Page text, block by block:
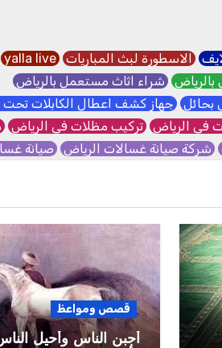
الاسطورة لبث المباريات yalla live
شراء اثاث مستعمل بالرياض
بحائل جهاز كشف اعطال الكابلات
في الرياض تركيب مظلات في الرياض
شركة صيانة غسالات الرياض صيانة
قصص ومواعظ
أجبن الناس وأحيل